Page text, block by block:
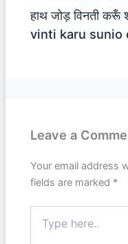
हाथ जोड़ विनती करूँ
vinti karu sunio
Leave a
Your email address
fields are marked *
here..